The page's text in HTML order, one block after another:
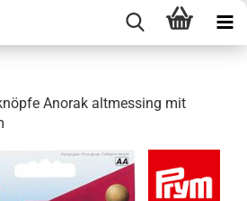
Anorak altmessing mit